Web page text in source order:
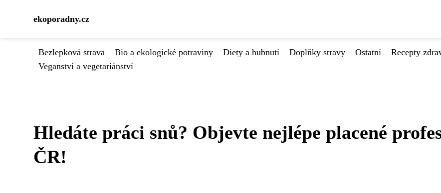
ekoporadny.cz
Bezlepková strava Bio a ekologické potraviny Diety a hubnutí Doplňky stravy Ostatní Recepty
Veganství a vegetariánství
Hledáte práci snů? Objevte nejlépe placené
ČR!